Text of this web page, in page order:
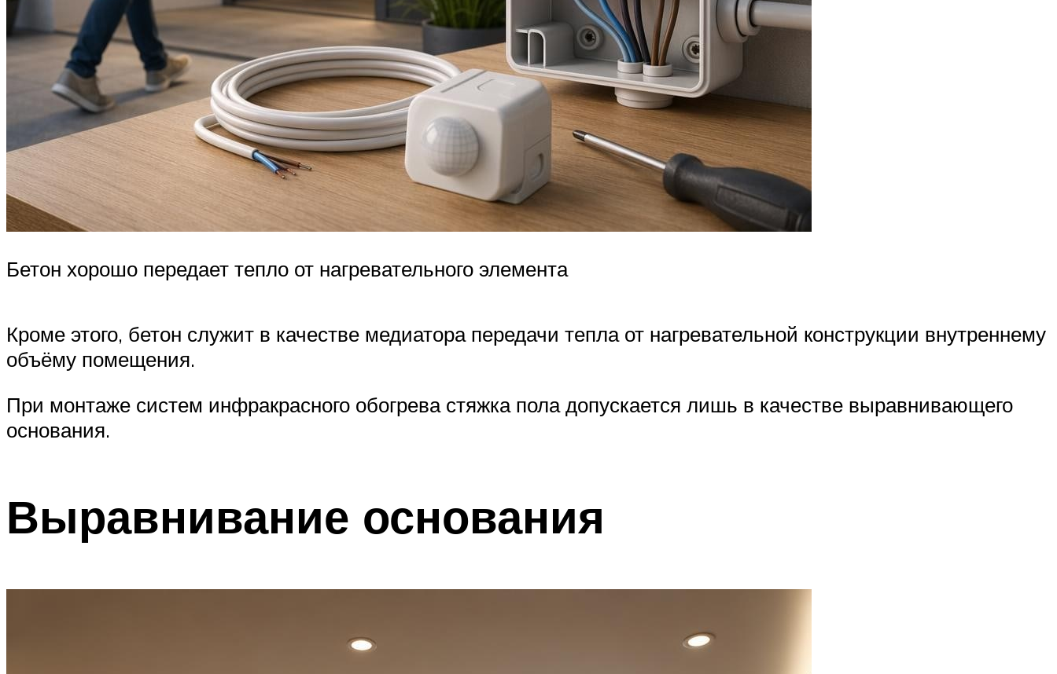
Бетон хорошо передает тепло от нагревательного элемента
Кроме этого, бетон служит в качестве медиатора передачи тепла от нагревательной конструкции внутреннему
объёму помещения.
При монтаже систем инфракрасного обогрева стяжка пола допускается лишь в качестве выравнивающего
основания.
Выравнивание основания